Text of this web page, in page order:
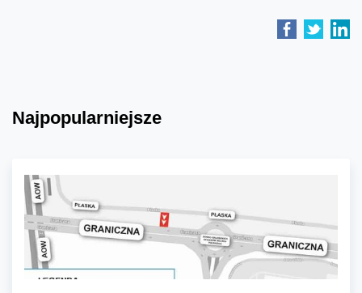
Najpopularniejsze